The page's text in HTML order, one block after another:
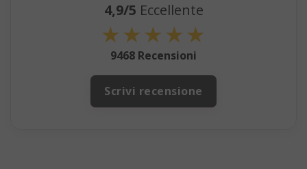
4,9/5 Eccellente
★★★★★
9468 Recensioni
Scrivi recensione